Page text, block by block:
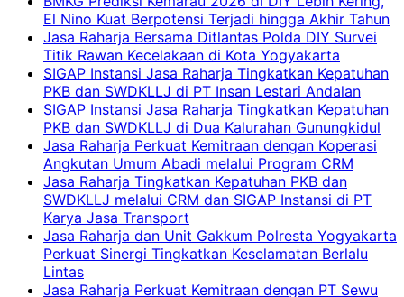
El Nino Kuat Berpotensi Terjadi hingga Akhir Tahun
Jasa Raharja Bersama Ditlantas Polda DIY Survei
Titik Rawan Kecelakaan di Kota Yogyakarta
SIGAP Instansi Jasa Raharja Tingkatkan Kepatuhan
PKB dan SWDKLLJ di PT Insan Lestari Andalan
SIGAP Instansi Jasa Raharja Tingkatkan Kepatuhan
PKB dan SWDKLLJ di Dua Kalurahan Gunungkidul
Jasa Raharja Perkuat Kemitraan dengan Koperasi
Angkutan Umum Abadi melalui Program CRM
Jasa Raharja Tingkatkan Kepatuhan PKB dan
SWDKLLJ melalui CRM dan SIGAP Instansi di PT
Karya Jasa Transport
Jasa Raharja dan Unit Gakkum Polresta Yogyakarta
Perkuat Sinergi Tingkatkan Keselamatan Berlalu
Lintas
Jasa Raharja Perkuat Kemitraan dengan PT Sewu